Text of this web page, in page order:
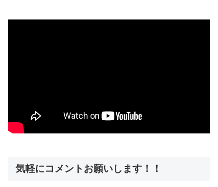
気軽にコメントお願いします！！